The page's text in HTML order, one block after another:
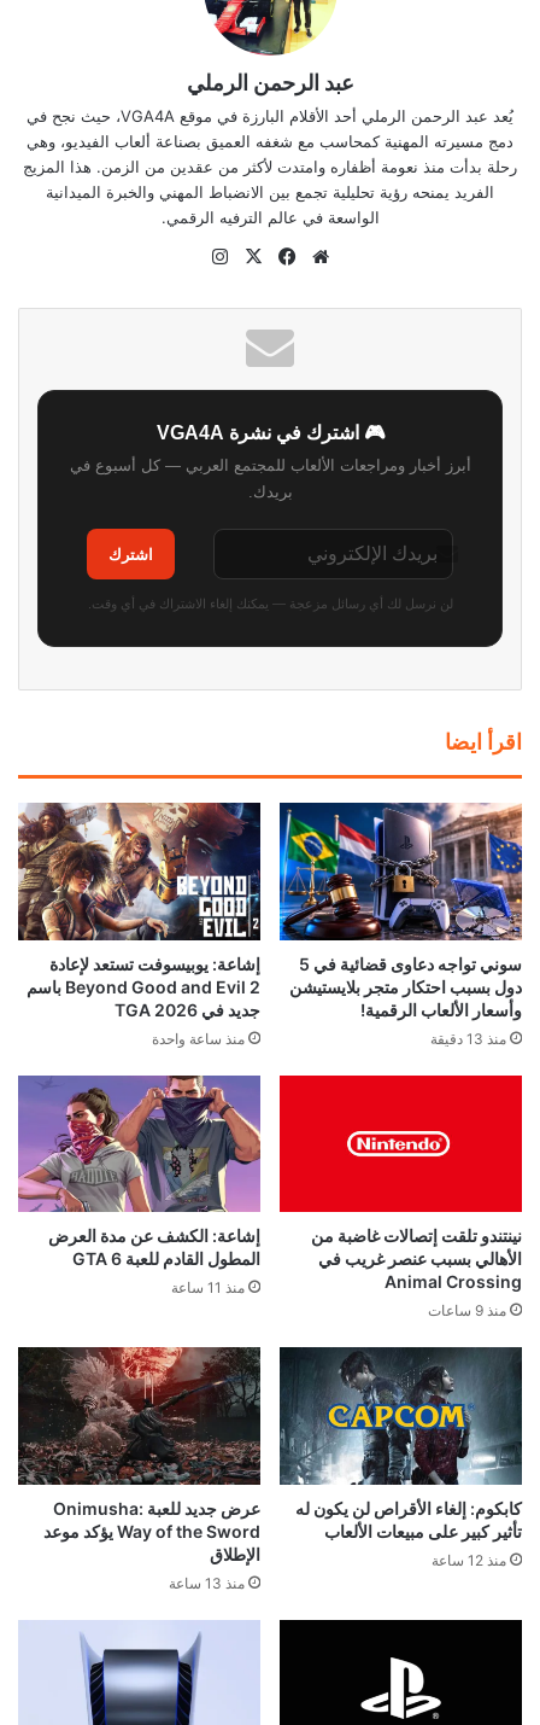
عبد الرحمن الرملي
يُعد عبد الرحمن الرملي أحد الأقلام البارزة في موقع VGA4A، حيث نجح في
دمج مسيرته المهنية كمحاسب مع شغفه العميق بصناعة ألعاب الفيديو، وهي
رحلة بدأت منذ نعومة أظفاره وامتدت لأكثر من عقدين من الزمن. هذا المزيج
الفريد يمنحه رؤية تحليلية تجمع بين الانضباط المهني والخبرة الميدانية
الواسعة في عالم الترفيه الرقمي.
موقع
فيسبوك
‫X
🎮 اشترك في نشرة VGA4A
أبرز أخبار ومراجعات الألعاب للمجتمع العربي — كل أسبوع في
بريدك.
اشترك
لن نرسل لك أي رسائل مزعجة — يمكنك إلغاء الاشتراك في أي وقت.
اقرأ ايضا
سوني تواجه دعاوى قضائية في 5
دول بسبب احتكار متجر بلايستيشن
وأسعار الألعاب الرقمية!
منذ 13 دقيقة
إشاعة: يوبيسوفت تستعد لإعادة
Beyond Good and Evil 2 باسم
جديد في TGA 2026
منذ ساعة واحدة
نينتندو تلقت إتصالات غاضبة من
الأهالي بسبب عنصر غريب في
Animal Crossing
منذ 9 ساعات
إشاعة: الكشف عن مدة العرض
المطول القادم للعبة GTA 6
منذ 11 ساعة
كابكوم: إلغاء الأقراص لن يكون له
تأثير كبير على مبيعات الألعاب
منذ 12 ساعة
عرض جديد للعبة Onimusha:
Way of the Sword يؤكد موعد
الإطلاق
منذ 13 ساعة